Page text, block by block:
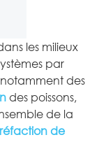
les milieux
par
des
des poissons,
de la
de